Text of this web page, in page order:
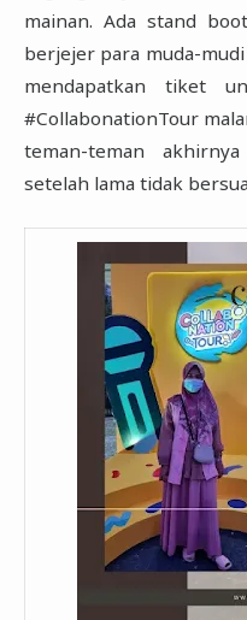
mainan. Ada stand
‎berjejer para muda-
mendapatkan tiket
#CollabonationTour
teman-teman
setelah lama tidak